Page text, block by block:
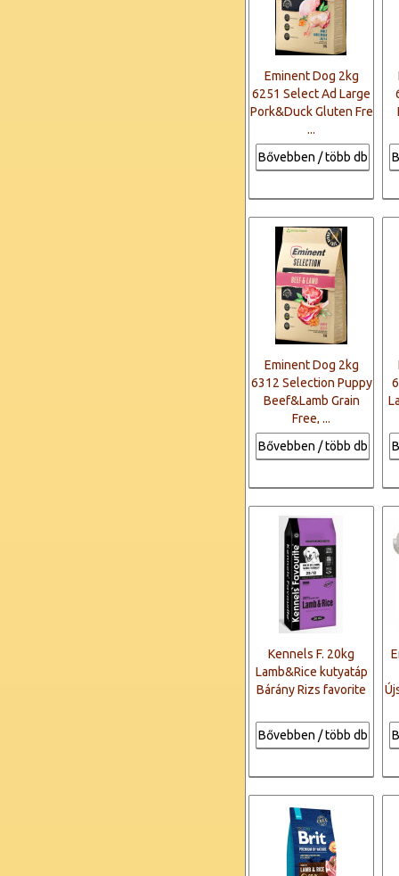
Eminent Dog 2kg
6251 Select Ad Large
Pork&Duck Gluten Fre
...
Bővebben / több db
Eminent Dog 2kg
6312 Selection Puppy
Beef&Lamb Grain
Free, ...
Bővebben / több db
Kennels F. 20kg
Lamb&Rice kutyatáp
Bárány Rizs favorite
Bővebben / több db